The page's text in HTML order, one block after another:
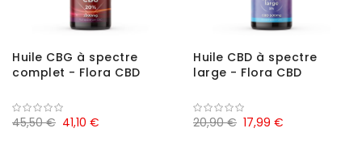
Huile CBG à spectre
complet - Flora CBD
41,10 €
45,50 €
Huile CBD à spectre
large - Flora CBD
17,99 €
20,90 €